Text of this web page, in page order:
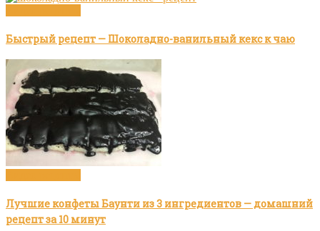
Быстрый рецепт — Шоколадно-ванильный кекс к чаю
Лучшие конфеты Баунти из 3 ингредиентов — домашний
рецепт за 10 минут